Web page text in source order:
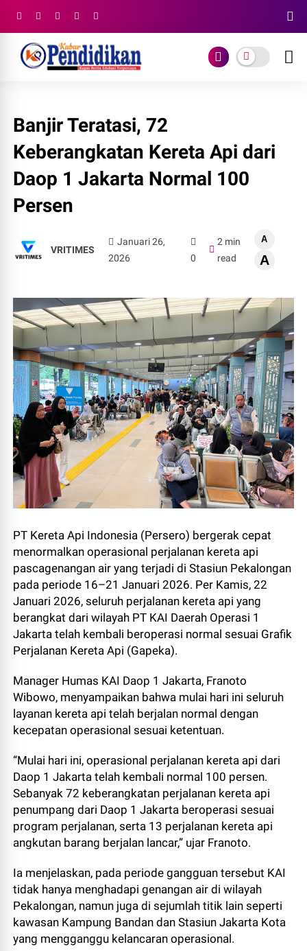
Banjir Teratasi, 72
Keberangkatan Kereta Api dari
Daop 1 Jakarta Normal 100
Persen
VRITIMES
Januari 26,
2026
0
2 min
read
A
A
PT Kereta Api Indonesia (Persero) bergerak cepat
menormalkan operasional perjalanan kereta api
pascagenangan air yang terjadi di Stasiun Pekalongan
pada periode 16–21 Januari 2026. Per Kamis, 22
Januari 2026, seluruh perjalanan kereta api yang
berangkat dari wilayah PT KAI Daerah Operasi 1
Jakarta telah kembali beroperasi normal sesuai Grafik
Perjalanan Kereta Api (Gapeka).
Manager Humas KAI Daop 1 Jakarta, Franoto
Wibowo, menyampaikan bahwa mulai hari ini seluruh
layanan kereta api telah berjalan normal dengan
kecepatan operasional sesuai ketentuan.
“Mulai hari ini, operasional perjalanan kereta api dari
Daop 1 Jakarta telah kembali normal 100 persen.
Sebanyak 72 keberangkatan perjalanan kereta api
penumpang dari Daop 1 Jakarta beroperasi sesuai
program perjalanan, serta 13 perjalanan kereta api
angkutan barang berjalan lancar,” ujar Franoto.
Ia menjelaskan, pada periode gangguan tersebut KAI
tidak hanya menghadapi genangan air di wilayah
Pekalongan, namun juga di sejumlah titik lain seperti
kawasan Kampung Bandan dan Stasiun Jakarta Kota
yang mengganggu kelancaran operasional.